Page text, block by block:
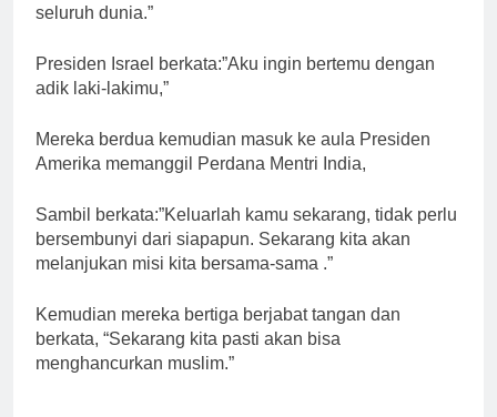
seluruh dunia.”
Presiden Israel berkata:”Aku ingin bertemu dengan
adik laki-lakimu,”
Mereka berdua kemudian masuk ke aula Presiden
Amerika memanggil Perdana Mentri India,
Sambil berkata:”Keluarlah kamu sekarang, tidak perlu
bersembunyi dari siapapun. Sekarang kita akan
melanjukan misi kita bersama-sama .”
Kemudian mereka bertiga berjabat tangan dan
berkata, “Sekarang kita pasti akan bisa
menghancurkan muslim.”